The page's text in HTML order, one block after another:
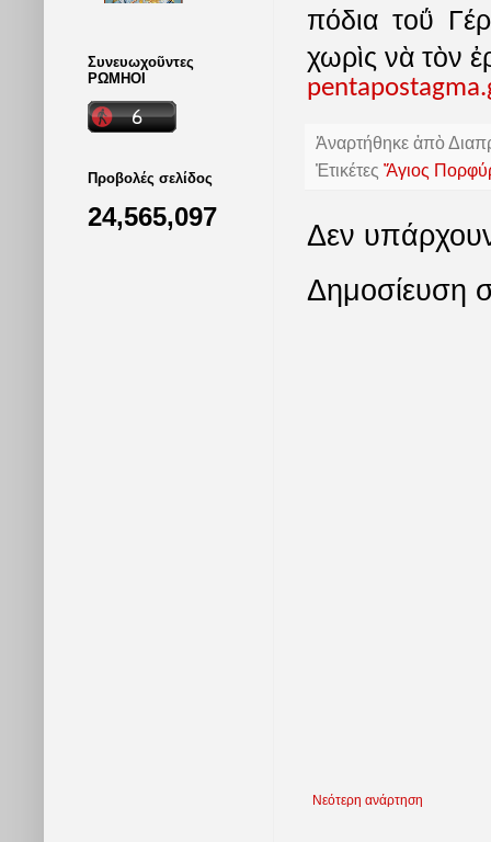
πόδια τοΰ
χωρὶς νὰ τὸν
Ἀναρτήθηκε ἀπὸ
Ἐτικέτες Ἅγιος
Δεν
Δημοσίευση
Νεότερη ανάρτηση
Συνευωχοῦντες
ΡΩΜΗΟΙ
Προβολές σελίδος
24,565,097